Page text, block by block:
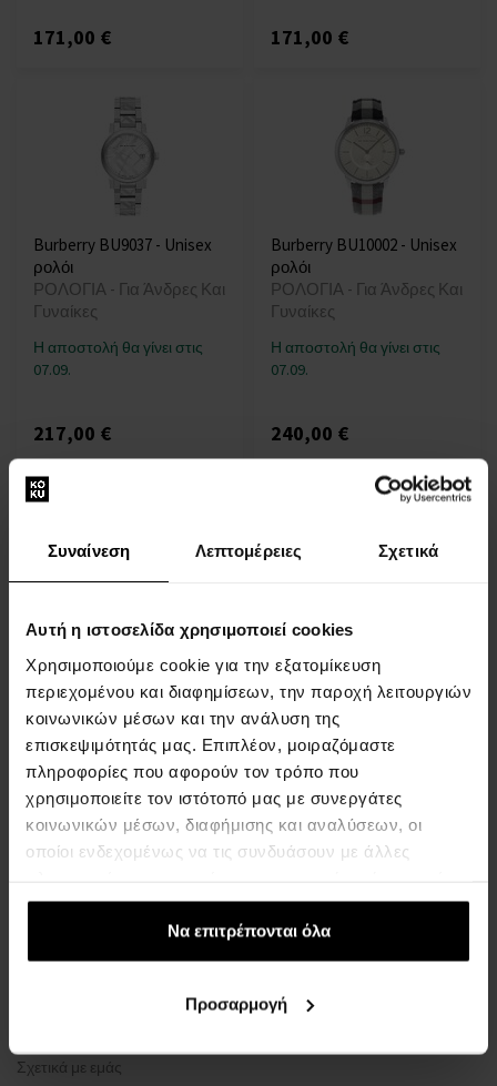
Συναίνεση Λεπτομέρειες Σχετικά
Αυτή η ιστοσελίδα χρησιμοποιεί cookies
Χρησιμοποιούμε cookie για την εξατομίκευση
περιεχομένου και διαφημίσεων, την παροχή λειτουργιών
κοινωνικών μέσων και την ανάλυση της
επισκεψιμότητάς μας. Επιπλέον, μοιραζόμαστε
πληροφορίες που αφορούν τον τρόπο που
χρησιμοποιείτε τον ιστότοπό μας με συνεργάτες
κοινωνικών μέσων, διαφήμισης και αναλύσεων, οι
οποίοι ενδεχομένως να τις συνδυάσουν με άλλες
έχουν συλλέξει σε σχέση με την από μέρους σας χρήση
των υπηρεσιών τους.Να επιτρέπονται όλα
Προσαρμογή
171,00 € 171,00 €
Burberry BU9037 - Unisex
ρολόι
ΡΟΛΟΓΙΑ - Για Άνδρες Και
Γυναίκες
Η αποστολή θα γίνει στις
07.09.
217,00 €
Burberry BU10002 - Unisex
ρολόι
ΡΟΛΟΓΙΑ - Για Άνδρες Και
Γυναίκες
Η αποστολή θα γίνει στις
07.09.
240,00 €
Hodinky Burberry BU9233
ΡΟΛΟΓΙΑ - Για Άνδρες Και
Γυναίκες
Η αποστολή θα γίνει στις
07.09.
207,00 €
1
ΣΧΕΤΙΚΑ ΜΕ ΤΗΝ ΕΤΑΙΡΕΙΑ
Σχετικά με εμάς